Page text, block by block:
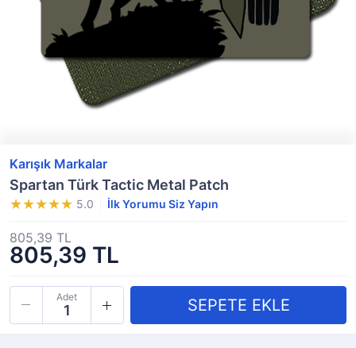
Karışık Markalar
Spartan Türk Tactic Metal Patch
5.0 İlk Yorumu Siz Yapın
805,39 TL
805,39 TL
Adet